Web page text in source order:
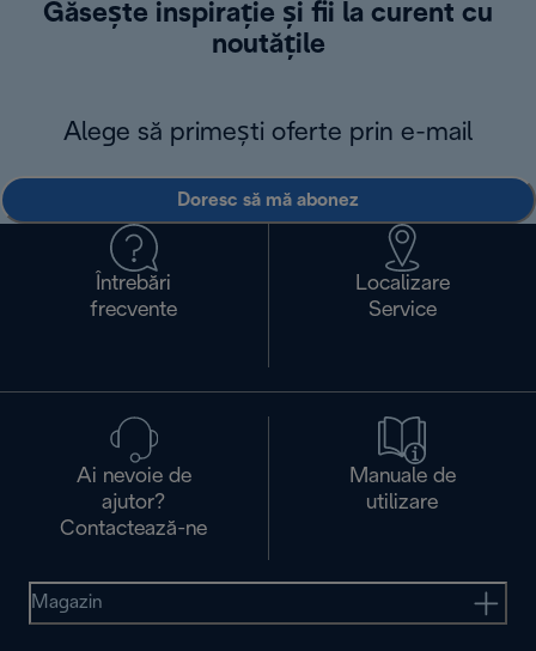
Găsește inspirație și fii la curent cu
noutățile
Alege să primești oferte prin e-mail
Doresc să mă abonez
Întrebări
frecvente
Localizare
Service
Ai nevoie de
ajutor?
Contactează-ne
Manuale de
utilizare
Magazin